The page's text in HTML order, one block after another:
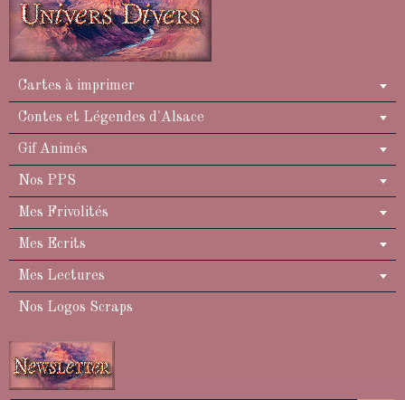
Cartes à imprimer
Contes et Légendes d'Alsace
Gif Animés
Nos PPS
Mes Frivolités
Mes Ecrits
Mes Lectures
Nos Logos Scraps